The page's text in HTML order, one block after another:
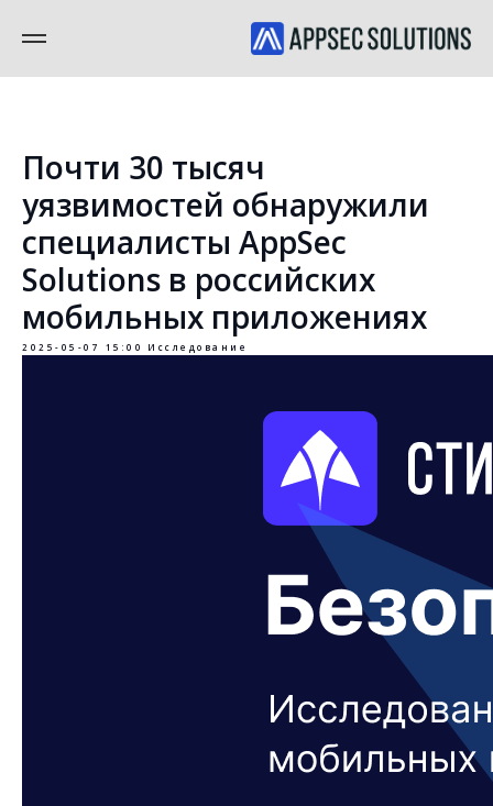
Почти 30 тысяч
уязвимостей обнаружили
специалисты AppSec
Solutions в российских
мобильных приложениях
2025-05-07 15:00 Исследование